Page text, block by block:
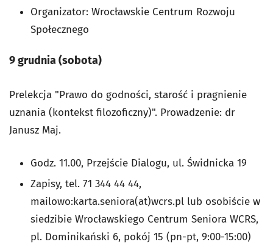
Organizator: Wrocławskie Centrum Rozwoju
Społecznego
9 grudnia (sobota)
Prelekcja "Prawo do godności, starość i pragnienie
uznania (kontekst filozoficzny)". Prowadzenie: dr
Janusz Maj.
Godz. 11.00, Przejście Dialogu, ul. Świdnicka 19
Zapisy, tel. 71 344 44 44,
mailowo:karta.seniora(at)wcrs.pl lub osobiście w
siedzibie Wrocławskiego Centrum Seniora WCRS,
pl. Dominikański 6, pokój 15 (pn-pt, 9:00-15:00)